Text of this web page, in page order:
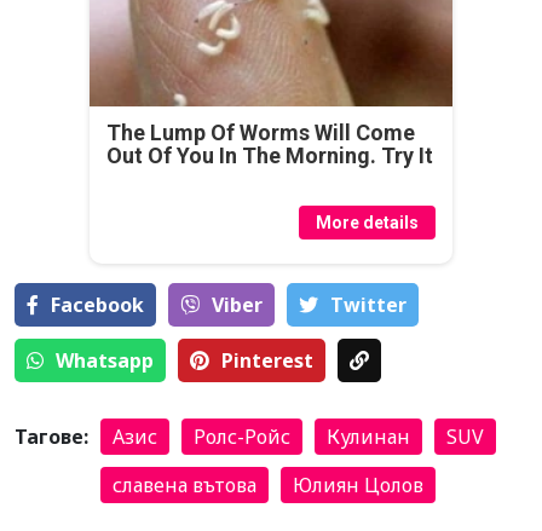
The Lump Of Worms Will Come
Out Of You In The Morning. Try It
More details
Facebook Viber Тwitter
Whatsapp Pinterest
Тагове: Азис Ролс-Ройс Кулинан
SUV
славена вътова
Юлиян Цолов